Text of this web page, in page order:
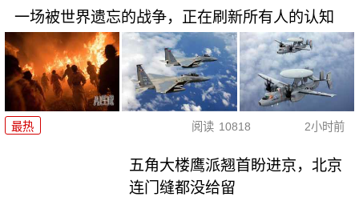
一场被世界遗忘的战争，正在刷新所有人的认知
最热 阅读 10818 2小时前
五角大楼鹰派翘首盼进京，北京
连门缝都没给留